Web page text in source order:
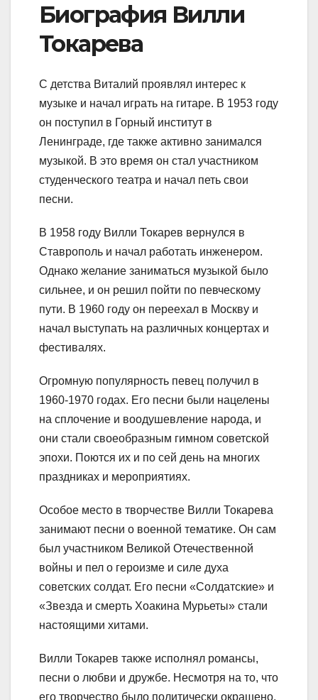
Биография Вилли
Токарева
С детства Виталий проявлял интерес к
музыке и начал играть на гитаре. В 1953 году
он поступил в Горный институт в
Ленинграде, где также активно занимался
музыкой. В это время он стал участником
студенческого театра и начал петь свои
песни.
В 1958 году Вилли Токарев вернулся в
Ставрополь и начал работать инженером.
Однако желание заниматься музыкой было
сильнее, и он решил пойти по певческому
пути. В 1960 году он переехал в Москву и
начал выступать на различных концертах и
фестивалях.
Огромную популярность певец получил в
1960-1970 годах. Его песни были нацелены
на сплочение и воодушевление народа, и
они стали своеобразным гимном советской
эпохи. Поются их и по сей день на многих
праздниках и мероприятиях.
Особое место в творчестве Вилли Токарева
занимают песни о военной тематике. Он сам
был участником Великой Отечественной
войны и пел о героизме и силе духа
советских солдат. Его песни «Солдатские» и
«Звезда и смерть Хоакина Мурьеты» стали
настоящими хитами.
Вилли Токарев также исполнял романсы,
песни о любви и дружбе. Несмотря на то, что
его творчество было политически окрашено,